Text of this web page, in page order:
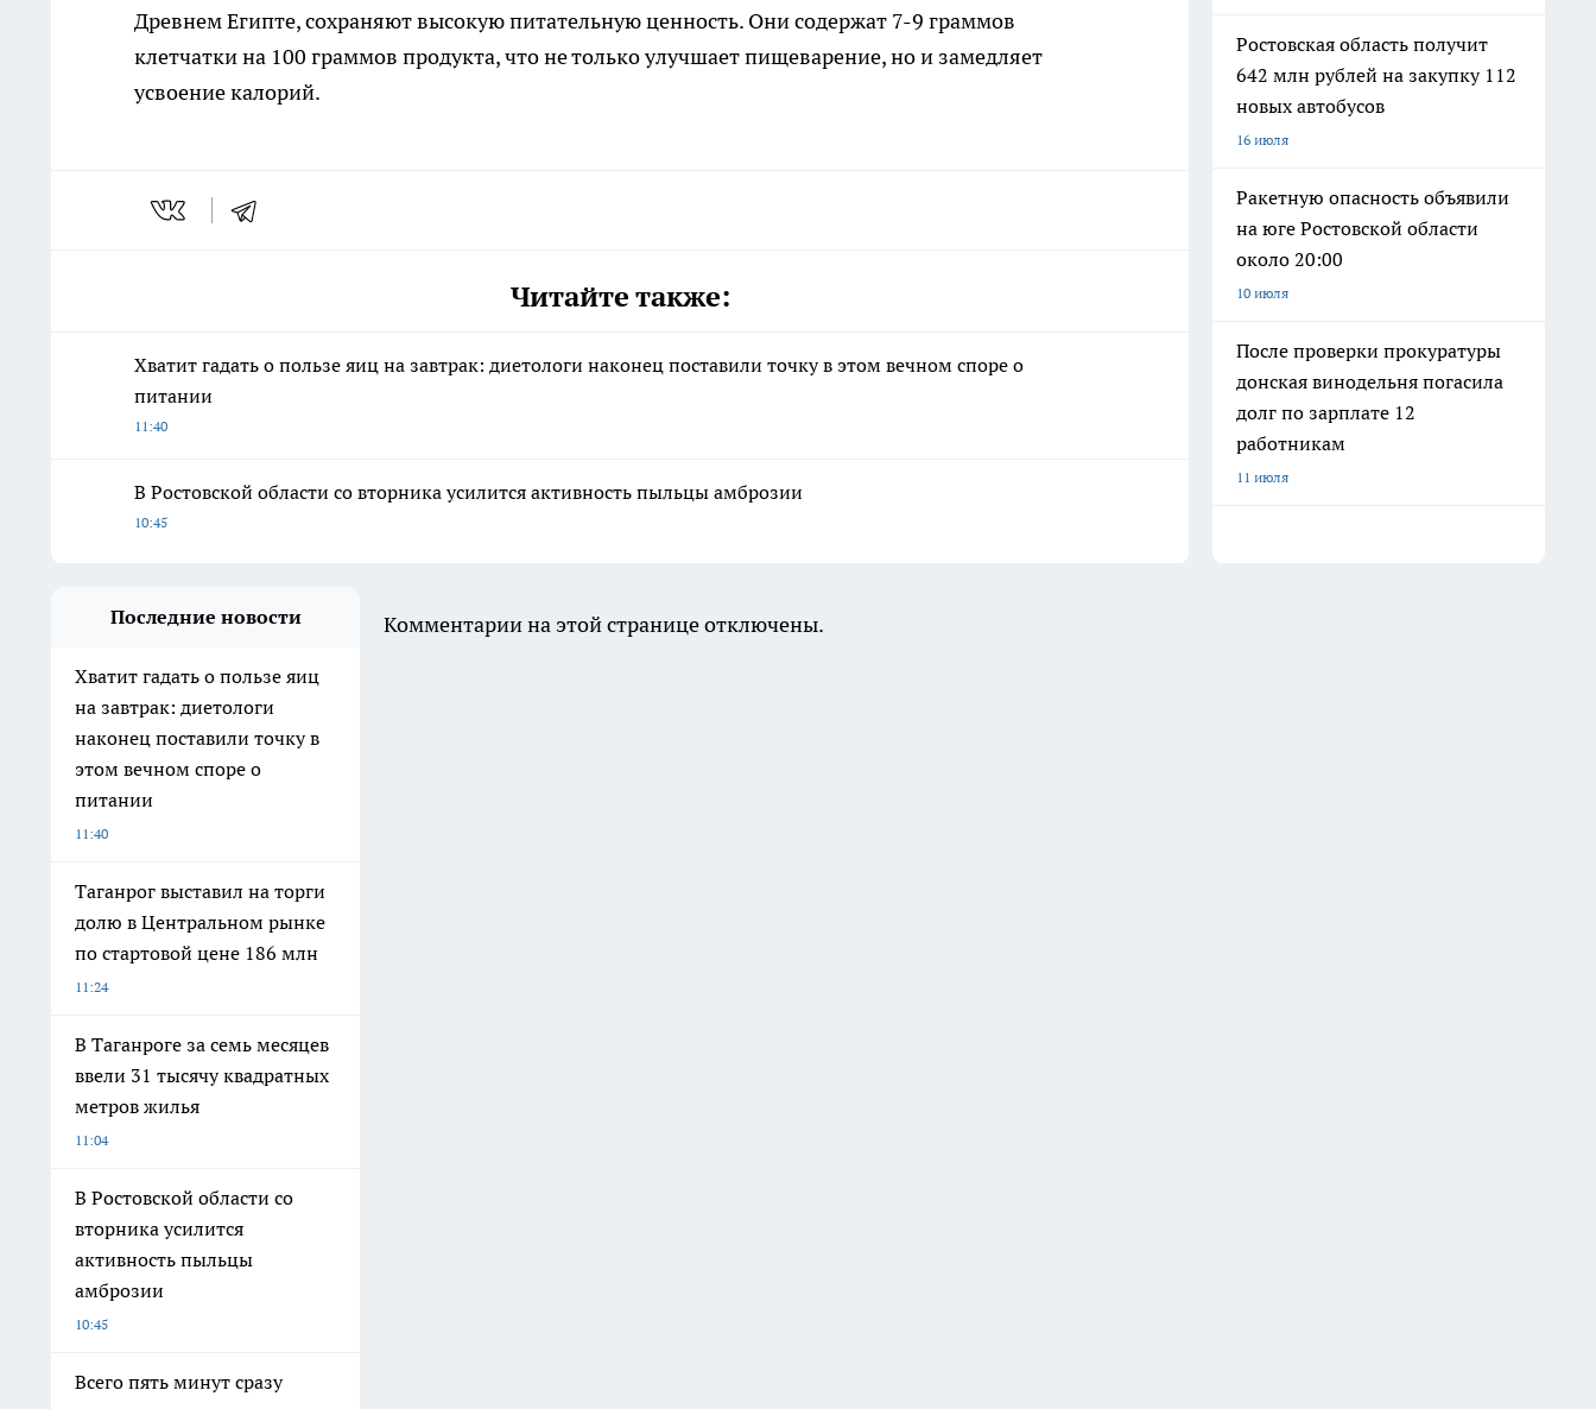
Древнем Египте, сохраняют высокую питательную ценность. Они содержат 7-9 граммов
клетчатки на 100 граммов продукта, что не только улучшает пищеварение, но и замедляет
усвоение калорий.
Читайте также:
Хватит гадать о пользе яиц на завтрак: диетологи наконец поставили точку в этом вечном споре о
питании
11:40
В Ростовской области со вторника усилится активность пыльцы амброзии
10:45
Ростовская область получит
642 млн рублей на закупку 112
новых автобусов
16 июля
Ракетную опасность объявили
на юге Ростовской области
около 20:00
10 июля
После проверки прокуратуры
донская винодельня погасила
долг по зарплате 12
работникам
11 июля
Последние новости
Хватит гадать о пользе яиц
на завтрак: диетологи
наконец поставили точку в
этом вечном споре о
питании
11:40
Таганрог выставил на торги
долю в Центральном рынке
по стартовой цене 186 млн
11:24
В Таганроге за семь месяцев
ввели 31 тысячу квадратных
метров жилья
11:04
В Ростовской области со
вторника усилится
активность пыльцы
амброзии
10:45
Всего пять минут сразу
Комментарии на этой странице отключены.